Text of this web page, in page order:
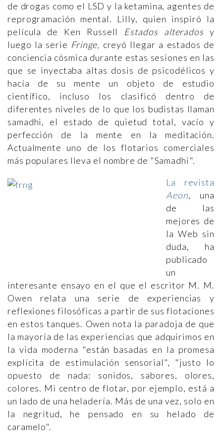
de drogas como el LSD y la ketamina, agentes de
reprogramación mental. Lilly, quien inspiró la
película de Ken Russell Estados alteradosy
luego la serie Fringe, creyó llegar a estados de
conciencia cósmica durante estas sesiones en las
que se inyectaba altas dosis de psicodélicos y
hacía de su mente un objeto de estudio
científico, incluso los clasificó dentro de
diferentes niveles de lo que los budistas llaman
samadhi, el estado de quietud total, vacío y
perfección de la mente en la meditación.
Actualmente uno de los flotarios comerciales
más populares lleva el nombre de "Samadhi".
La revista
Aeon, una
de las
mejores de
la Web sin
duda, ha
publicado
un
interesante ensayo en el que el escritor M. M.
Owen relata una serie de experiencias y
reflexiones filosóficas a partir de sus flotaciones
en estos tanques. Owen nota la paradoja de que
la mayoría de las experiencias que adquirimos en
la vida moderna "están basadas en la promesa
explícita de estimulación sensorial", "justo lo
opuesto de nada: sonidos, sabores, olores,
colores. Mi centro de flotar, por ejemplo, está a
un lado de una heladería. Más de una vez, solo en
la negritud, he pensado en su helado de
caramelo".